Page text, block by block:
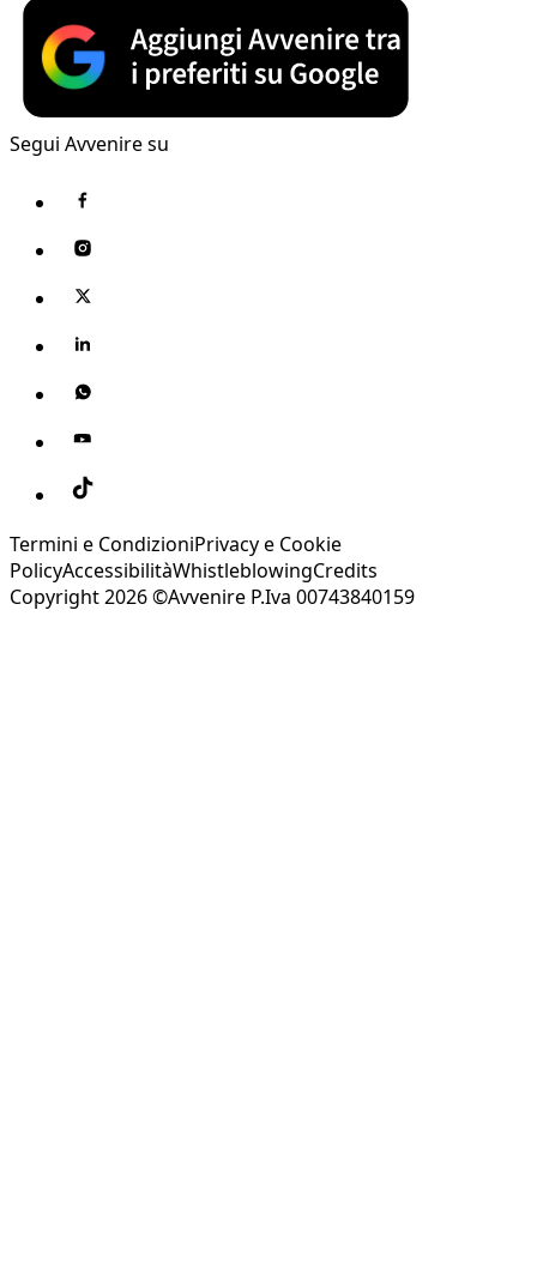
Segui Avvenire su
Termini e CondizioniPrivacy e Cookie
PolicyAccessibilitàWhistleblowingCredits
Copyright 2026 ©Avvenire P.Iva 00743840159